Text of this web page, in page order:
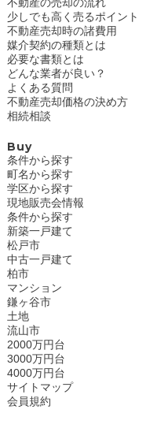
少しでも高く売るポイント
不動産売却時の諸費用
媒介契約の種類とは
必要な書類とは
どんな業者が良い？
よくある質問
不動産売却価格の決め方
相続相談
Buy
条件から探す
町名から探す
学区から探す
現地販売会情報
条件から探す
新築一戸建て
松戸市
中古一戸建て
柏市
マンション
鎌ヶ谷市
土地
流山市
2000万円台
3000万円台
4000万円台
サイトマップ
会員規約